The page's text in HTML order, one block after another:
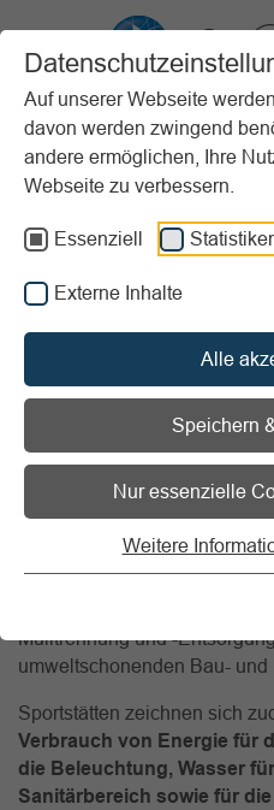
Auf unserer Webseite
davon werden zwingend
andere ermöglichen, Ihre
Webseite zu verbessern.
Essenziell
Externe Inhalte
Alle
Speichern
Nur essenzielle
Weitere
Startseite Vereinsmanagement
Betriebsführung
Umweltschutz
Vorlesen
Informationen zum
Umweltschutz
Sportanlagen
Bei Neu- und
Sanierung
Sportstätte kommen
Dazu gehört u.a. die
Mülltrennung und -
umweltschonenden Bau- und
Sportstätten zeichnen sich
Verbrauch von Energie für
die Beleuchtung, Wasser
Sanitärbereich sowie für